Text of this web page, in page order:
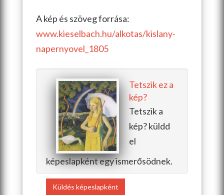
A kép és szöveg forrása:
www.kieselbach.hu/alkotas/kislany-
napernyovel_1805
Tetszik ez a
kép?
Tetszik a
kép? küldd
el
képeslapként egy ismerősödnek.
Küldés képeslapként